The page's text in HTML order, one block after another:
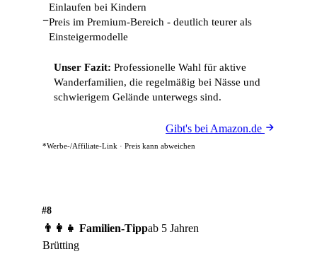
Einlaufen bei Kindern
−Preis im Premium-Bereich - deutlich teurer als
Einsteigermodelle
Unser Fazit: Professionelle Wahl für aktive
Wanderfamilien, die regelmäßig bei Nässe und
schwierigem Gelände unterwegs sind.
Gibt's bei Amazon.de
*Werbe-/Affiliate-Link · Preis kann abweichen
#8
👨‍👩‍👧 Familien-Tippab 5 Jahren
Brütting